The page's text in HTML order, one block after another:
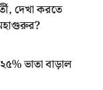
দেখা করতে
ভাতা বাড়াল